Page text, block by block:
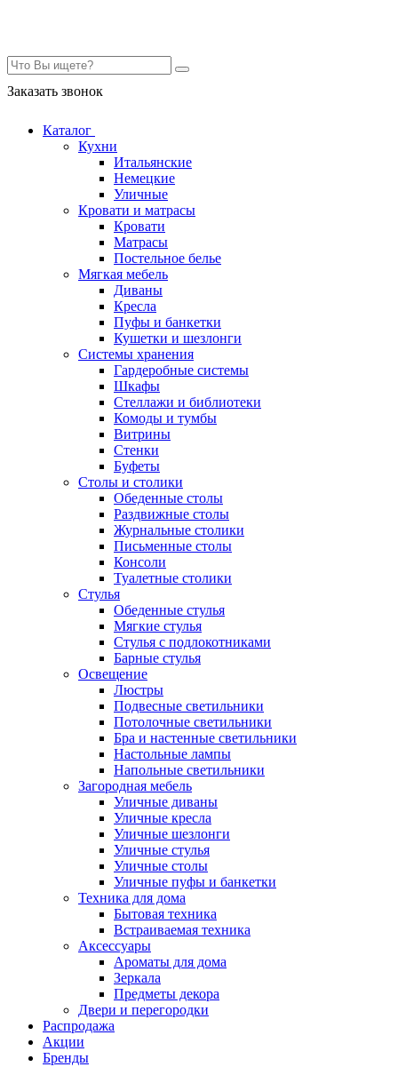
Заказать звонок
Каталог
Кухни
Итальянские
Немецкие
Уличные
Кровати и матрасы
Кровати
Матрасы
Постельное белье
Мягкая мебель
Диваны
Кресла
Пуфы и банкетки
Кушетки и шезлонги
Системы хранения
Гардеробные системы
Шкафы
Стеллажи и библиотеки
Комоды и тумбы
Витрины
Стенки
Буфеты
Столы и столики
Обеденные столы
Раздвижные столы
Журнальные столики
Письменные столы
Консоли
Туалетные столики
Стулья
Обеденные стулья
Мягкие стулья
Стулья с подлокотниками
Барные стулья
Освещение
Люстры
Подвесные светильники
Потолочные светильники
Бра и настенные светильники
Настольные лампы
Напольные светильники
Загородная мебель
Уличные диваны
Уличные кресла
Уличные шезлонги
Уличные стулья
Уличные столы
Уличные пуфы и банкетки
Техника для дома
Бытовая техника
Встраиваемая техника
Аксессуары
Ароматы для дома
Зеркала
Предметы декора
Двери и перегородки
Распродажа
Акции
Бренды